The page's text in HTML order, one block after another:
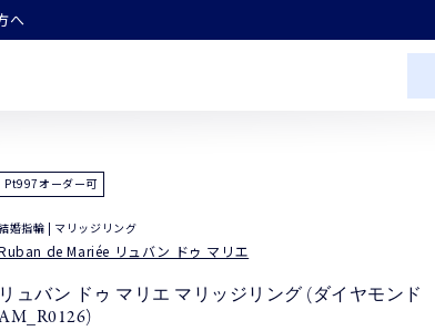
へ
Pt997オーダー可
婚指輪 | マリッジリング
de Mariée リュバン ドゥ マリエ
リュバン ドゥ マリエ マリッジリング (ダイヤモンド